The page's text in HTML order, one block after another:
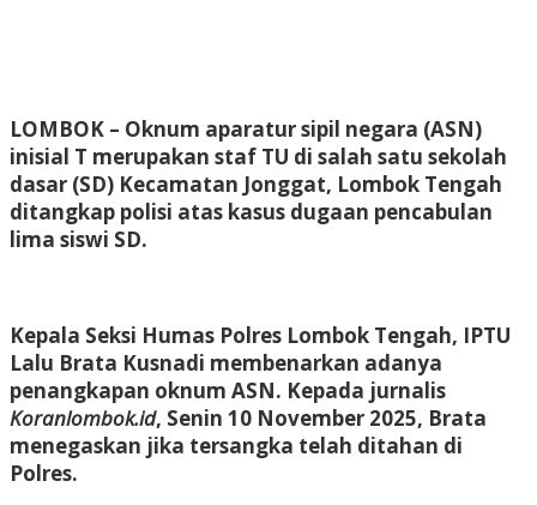
LOMBOK – Oknum aparatur sipil negara (ASN)
inisial T merupakan staf TU di salah satu sekolah
dasar (SD) Kecamatan Jonggat, Lombok Tengah
ditangkap polisi atas kasus dugaan pencabulan
lima siswi SD.
Kepala Seksi Humas Polres Lombok Tengah, IPTU
Lalu Brata Kusnadi membenarkan adanya
penangkapan oknum ASN. Kepada jurnalis
Koranlombok.id, Senin 10 November 2025, Brata
menegaskan jika tersangka telah ditahan di
Polres.